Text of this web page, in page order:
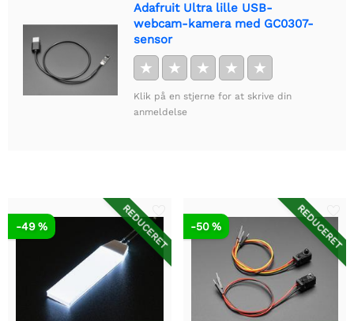
Adafruit Ultra lille USB-
webcam-kamera med GC0307-
sensor
★ ★ ★ ★ ★
Klik på en stjerne for at skrive din
anmeldelse
REDUCERET
-49 % REDUCERET
-50 %